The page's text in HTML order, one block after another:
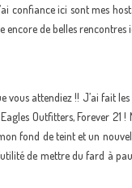
confiance ici sont mes
encore de belles rencontres
vous attendiez !! J’ai fait
Outfitters, Forever 21
fond de teint et un
de mettre du fard à